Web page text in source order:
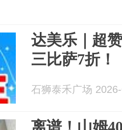
达美乐｜超
三比萨7折！
石狮泰禾广场